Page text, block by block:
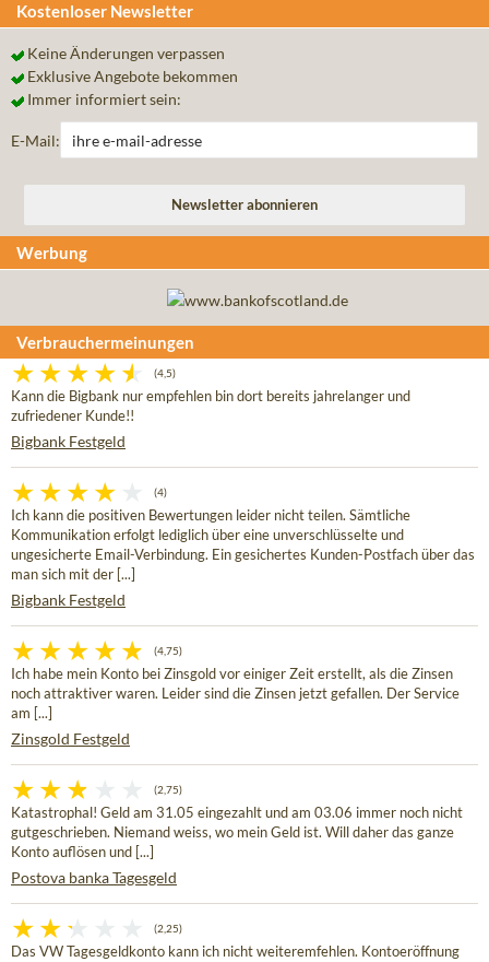
Kostenloser Newsletter
Keine Änderungen verpassen
Exklusive Angebote bekommen
Immer informiert sein:
E-Mail:
Werbung
Verbrauchermeinungen
(4,5)
Kann die Bigbank nur empfehlen bin dort bereits jahrelanger und
zufriedener Kunde!!
Bigbank Festgeld
(4)
Ich kann die positiven Bewertungen leider nicht teilen. Sämtliche
Kommunikation erfolgt lediglich über eine unverschlüsselte und
ungesicherte Email-Verbindung. Ein gesichertes Kunden-Postfach über das
man sich mit der [...]
Bigbank Festgeld
(4,75)
Ich habe mein Konto bei Zinsgold vor einiger Zeit erstellt, als die Zinsen
noch attraktiver waren. Leider sind die Zinsen jetzt gefallen. Der Service
am [...]
Zinsgold Festgeld
(2,75)
Katastrophal! Geld am 31.05 eingezahlt und am 03.06 immer noch nicht
gutgeschrieben. Niemand weiss, wo mein Geld ist. Will daher das ganze
Konto auflösen und [...]
Postova banka Tagesgeld
(2,25)
Das VW Tagesgeldkonto kann ich nicht weiteremfehlen. Kontoeröffnung